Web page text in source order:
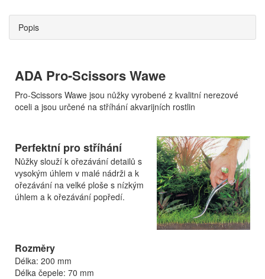
Popis
ADA Pro-Scissors Wawe
Pro-Scissors Wawe jsou nůžky vyrobené z kvalitní nerezové
oceli a jsou určené na stříhání akvarijních rostlin
Perfektní pro stříhání
Nůžky slouží k ořezávání detailů s
vysokým úhlem v malé nádrži a k
ořezávání na velké ploše s nízkým
úhlem a k ořezávání popředí.
Rozměry
Délka: 200 mm
Délka čepele: 70 mm